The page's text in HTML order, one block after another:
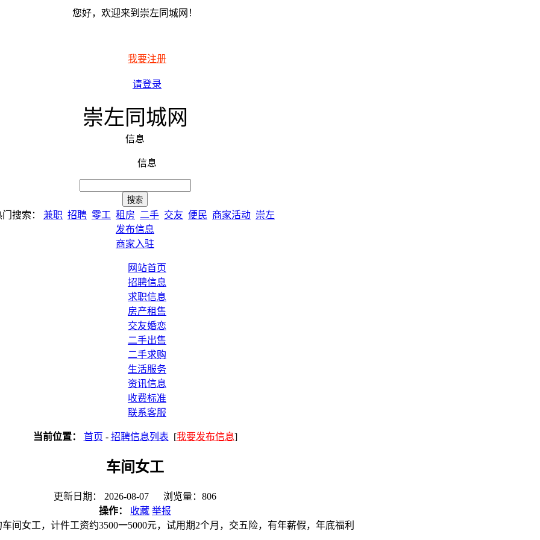
您好，欢迎来到崇左同城网！
我要注册
请登录
崇左同城网
信息
信息
门搜索： 兼职 招聘 零工 租房 二手 交友 便民 商家活动 崇左
发布信息
商家入驻
网站首页
招聘信息
求职信息
房产租售
交友婚恋
二手出售
二手求购
生活服务
资讯信息
收费标准
联系客服
当前位置： 首页 - 招聘信息列表 [我要发布信息]
车间女工
更新日期： 2026-08-07 浏览量：806
操作：
收藏 举报
间女工，计件工资约3500一5000元，试用期2个月，交五险，有年薪假，年底福利